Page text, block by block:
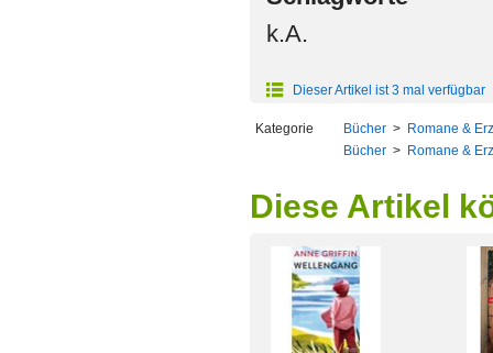
k.A.
Dieser Artikel ist 3 mal verfügbar
Kategorie Bücher > Romane &
Bücher > Romane &
Diese Artikel